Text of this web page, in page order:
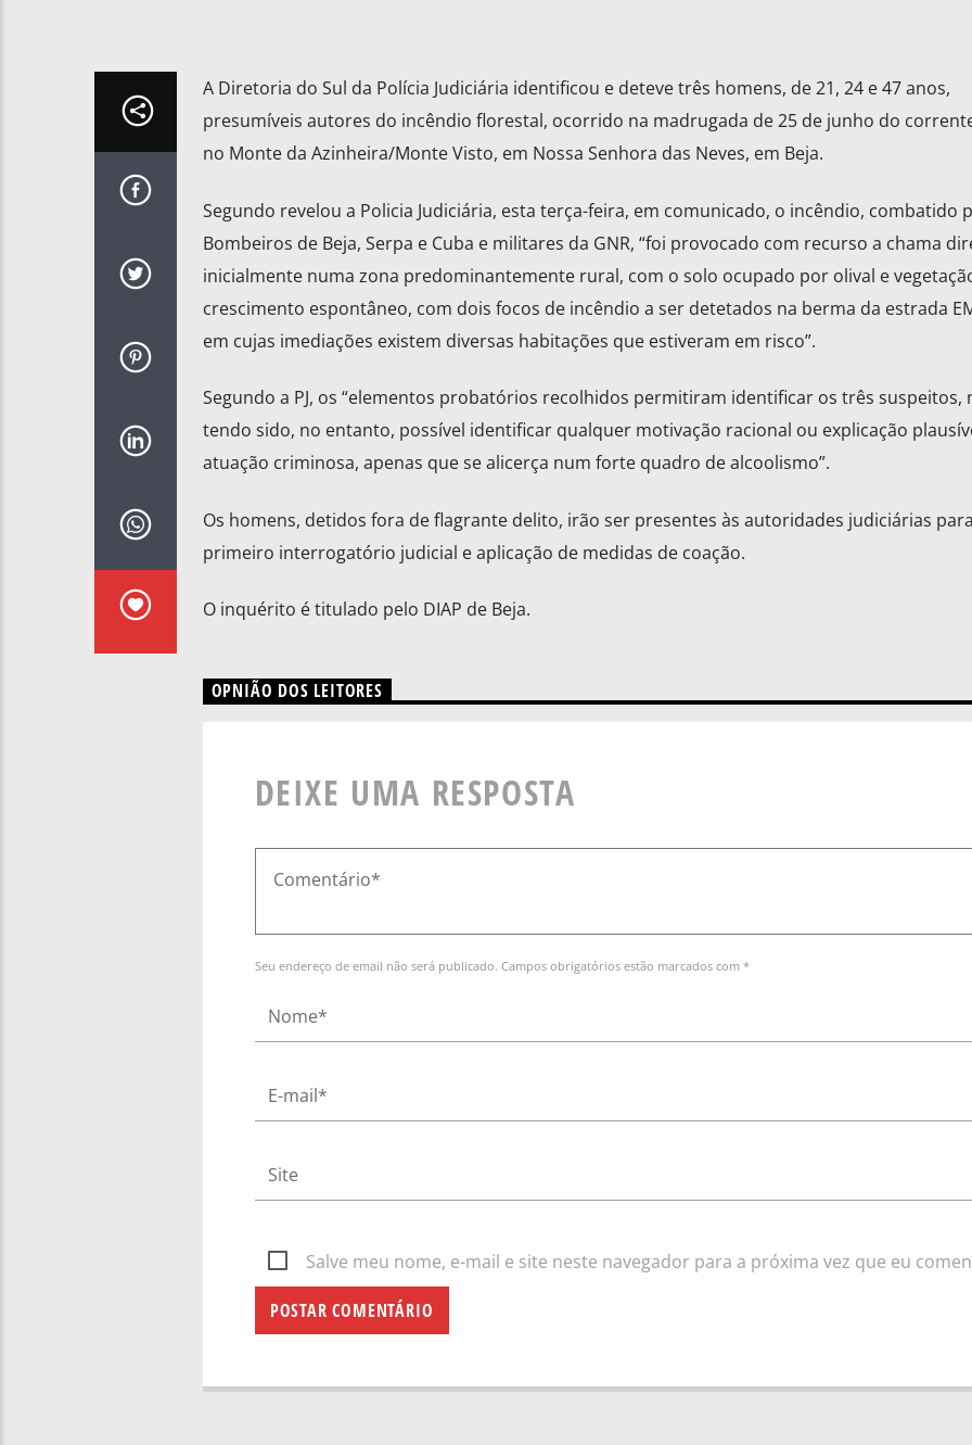
A Diretoria do Sul da Polícia Judiciária identificou e deteve três homens, de 21, 24 e 47 anos,
presumíveis autores do incêndio florestal, ocorrido na madrugada de 25 de junho do
no Monte da Azinheira/Monte Visto, em Nossa Senhora das Neves, em Beja.
Segundo revelou a Policia Judiciária, esta terça-feira, em comunicado, o incêndio, combatido
Bombeiros de Beja, Serpa e Cuba e militares da GNR, “foi provocado com recurso a chama
inicialmente numa zona predominantemente rural, com o solo ocupado por olival e
crescimento espontâneo, com dois focos de incêndio a ser detetados na berma da estrada
em cujas imediações existem diversas habitações que estiveram em risco”.
Segundo a PJ, os “elementos probatórios recolhidos permitiram identificar os três suspeitos,
tendo sido, no entanto, possível identificar qualquer motivação racional ou explicação
atuação criminosa, apenas que se alicerça num forte quadro de alcoolismo”.
Os homens, detidos fora de flagrante delito, irão ser presentes às autoridades judiciárias
primeiro interrogatório judicial e aplicação de medidas de coação.
O inquérito é titulado pelo DIAP de Beja.
OPNIÃO DOS LEITORES
DEIXE UMA RESPOSTA
Seu endereço de email não será publicado. Campos obrigatórios estão marcados com *
Salve meu nome, e-mail e site neste navegador para a próxima vez que eu